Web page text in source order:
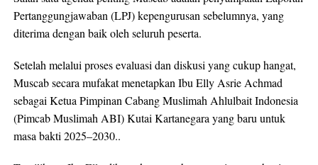
Pertanggungjawaban (LPJ) kepengurusan sebelumnya, yang
diterima dengan baik oleh seluruh peserta.
Setelah melalui proses evaluasi dan diskusi yang cukup hangat,
Muscab secara mufakat menetapkan Ibu Elly Asrie Achmad
sebagai Ketua Pimpinan Cabang Muslimah Ahlulbait Indonesia
(Pimcab Muslimah ABI) Kutai Kartanegara yang baru untuk
masa bakti 2025–2030..